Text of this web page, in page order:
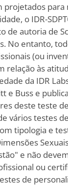
projetados
o IDR-
de autoria de
No entanto,
(ou
relação às
da IDR
e Buss e
deste teste
vários testes
tipologia e
e não
ou
de